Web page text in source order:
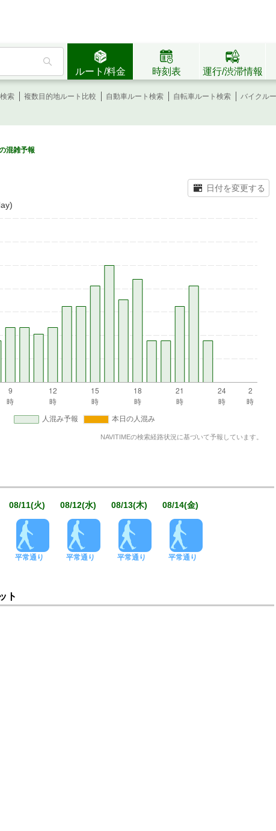
ルート/料金 時刻表 運行/渋滞情報
索 複数目的地ルート比較 自動車ルート検索 自転車ルート検索 バイクル
混雑予報
NAVITIMEの検索経路状況に基づいて予報しています。
08/11(火)
平常通り
08/12(水)
平常通り
08/13(木)
平常通り
08/14(金)
平常通り
ト